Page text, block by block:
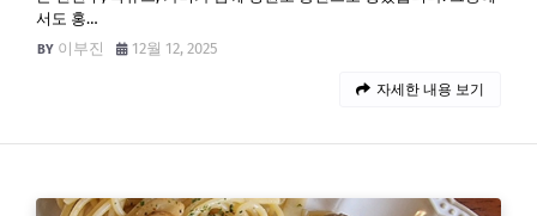
서도 홍…
이부진
12월 12, 2025
자세한 내용 보기